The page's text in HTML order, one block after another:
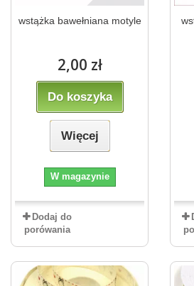
wstążka bawełniana motyle
2,00 zł
Do koszyka
Więcej
W magazynie
Dodaj do
porówania